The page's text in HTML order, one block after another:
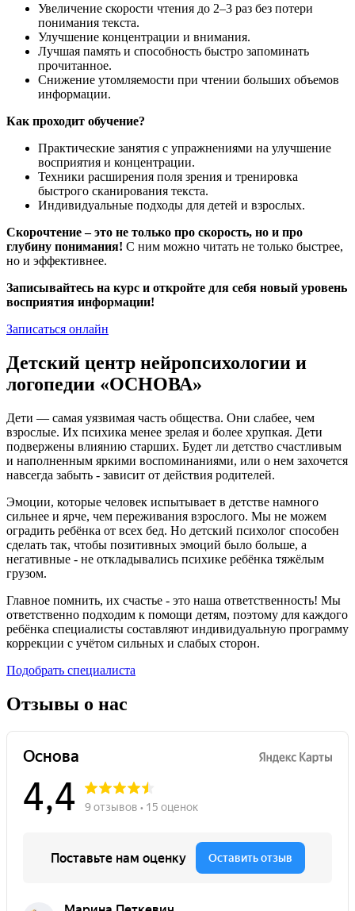
Увеличение скорости чтения до 2–3 раз без потери
понимания текста.
Улучшение концентрации и внимания.
Лучшая память и способность быстро запоминать
прочитанное.
Снижение утомляемости при чтении больших объемов
информации.
Как проходит обучение?
Практические занятия с упражнениями на улучшение
восприятия и концентрации.
Техники расширения поля зрения и тренировка
быстрого сканирования текста.
Индивидуальные подходы для детей и взрослых.
Скорочтение – это не только про скорость, но и про
глубину понимания! С ним можно читать не только быстрее,
но и эффективнее.
Записывайтесь на курс и откройте для себя новый уровень
восприятия информации!
Записаться онлайн
Детский центр нейропсихологии и
логопедии «ОСНОВА»
Дети — самая уязвимая часть общества. Они слабее, чем
взрослые. Их психика менее зрелая и более хрупкая. Дети
подвержены влиянию старших. Будет ли детство счастливым
и наполненным яркими воспоминаниями, или о нем захочется
навсегда забыть - зависит от действия родителей.
Эмоции, которые человек испытывает в детстве намного
сильнее и ярче, чем переживания взрослого. Мы не можем
оградить ребёнка от всех бед. Но детский психолог способен
сделать так, чтобы позитивных эмоций было больше, а
негативные - не откладывались психике ребёнка тяжёлым
грузом.
Главное помнить, их счастье - это наша ответственность! Мы
ответственно подходим к помощи детям, поэтому для каждого
ребёнка специалисты составляют индивидуальную программу
коррекции с учётом сильных и слабых сторон.
Подобрать специалиста
Отзывы о нас